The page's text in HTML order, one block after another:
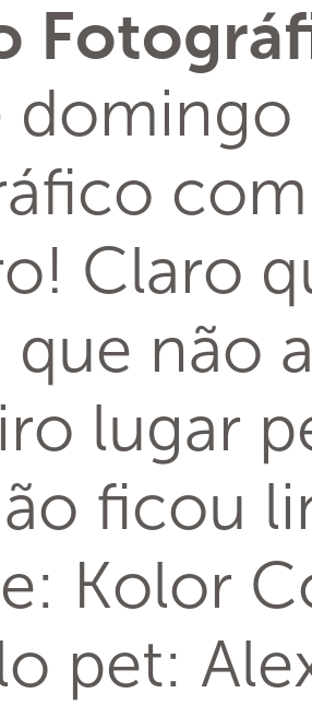
Claro
que não
lugar
ficou
Kolor
pet: